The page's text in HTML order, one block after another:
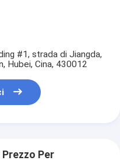
#1, strada di Jiangda,
Hubei, Cina, 430012
Per